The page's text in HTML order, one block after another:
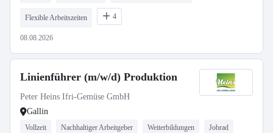
Flexible Arbeitszeiten 4
08.08.2026
Linienführer (m/w/d) Produktion
Peter Heins Ifri-Gemüse GmbH
Gallin
Vollzeit Nachhaltiger Arbeitgeber Weiterbildungen Jobrad